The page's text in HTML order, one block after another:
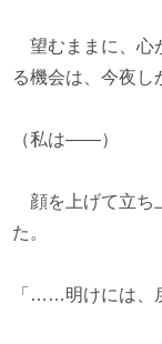
望むままに、心
る機会は、今夜し
（私は――）
顔を上げて立ち
た。
「……明けには、